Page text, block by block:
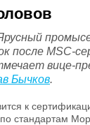
после MSC-
вице-
Бычков.
к
стандартам